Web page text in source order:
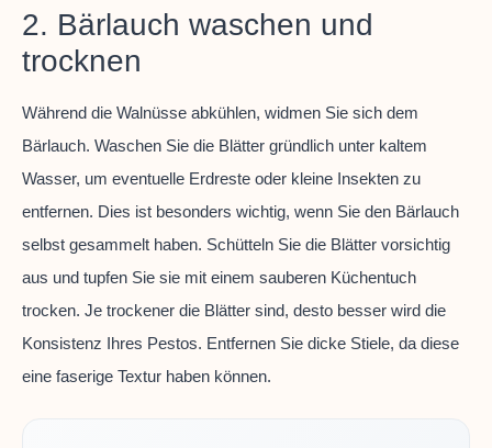
2. Bärlauch waschen und
trocknen
Während die Walnüsse abkühlen, widmen Sie sich dem
Bärlauch. Waschen Sie die Blätter gründlich unter kaltem
Wasser, um eventuelle Erdreste oder kleine Insekten zu
entfernen. Dies ist besonders wichtig, wenn Sie den Bärlauch
selbst gesammelt haben. Schütteln Sie die Blätter vorsichtig
aus und tupfen Sie sie mit einem sauberen Küchentuch
trocken. Je trockener die Blätter sind, desto besser wird die
Konsistenz Ihres Pestos. Entfernen Sie dicke Stiele, da diese
eine faserige Textur haben können.